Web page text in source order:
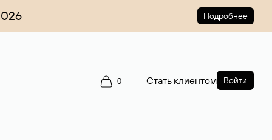
Подробнее
0 Стать клиентом Войти